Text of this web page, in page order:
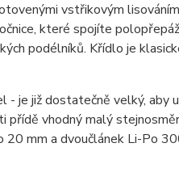
vstřikovým
které spojíte
podélníků. Křídlo je
je již dostatečně velký, aby
vhodný malý
mm a dvoučlánek Li-Po